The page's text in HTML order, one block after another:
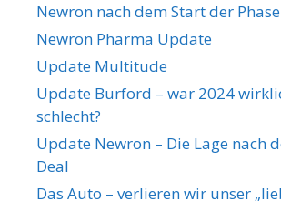
Newron nach dem Start der
Newron Pharma Update
Update Multitude
Update Burford – war 2024
schlecht?
Update Newron – Die Lage nach
Deal
Das Auto – verlieren wir unser